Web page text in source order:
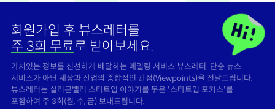
밸리토크
회원가입 후 뷰스레터를
주 3회 무료로 받아보세요.
가치있는 정보를 신선하게 배달하는 메일링 서비스 뷰스레터. 단순 뉴스
서비스가 아닌 세상과 산업의 종합적인 관점(Viewpoints)을 전달드립니다.
뷰스레터는 실리콘밸리 스타트업 이야기를 묶은 '스타트업 포커스'를
포함하여 주 3회(월, 수, 금) 보내드립니다.